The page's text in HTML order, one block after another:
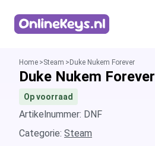
Home Steam Duke Nukem Forever
Duke Nukem Forever
Op voorraad
Artikelnummer: DNF
Categorie: Steam